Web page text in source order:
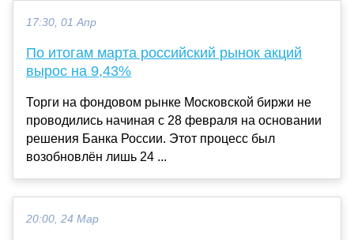
17:30, 01 Апр
По итогам марта российский рынок акций
вырос на 9,43%
Торги на фондовом рынке Московской биржи не
проводились начиная с 28 февраля на основании
решения Банка России. Этот процесс был
возобновлён лишь 24 ...
20:00, 24 Мар